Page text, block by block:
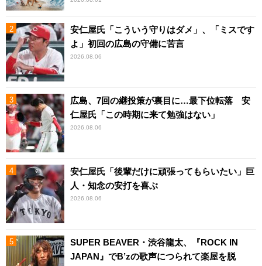
安仁屋氏「こういう守りはダメ」、「ミスです
よ」初回の広島の守備に苦言
2026.08.06
広島、7回の継投策が裏目に…最下位転落 安
仁屋氏「この時期に来て勉強はない」
2026.08.06
安仁屋氏「後輩だけに頑張ってもらいたい」巨
人・知念の安打を喜ぶ
2026.08.06
SUPER BEAVER・渋谷龍太、『ROCK IN
JAPAN』でB’zの歌声につられて楽屋を脱